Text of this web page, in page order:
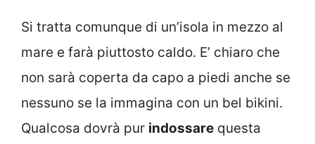
Si tratta comunque di un’isola in mezzo al
mare e farà piuttosto caldo. E’ chiaro che
non sarà coperta da capo a piedi anche se
nessuno se la immagina con un bel bikini.
Qualcosa dovrà pur indossare questa